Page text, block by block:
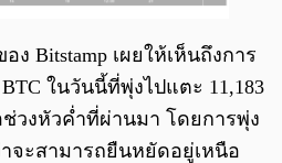
ง Bitstamp เผยให้เห็นถึงการ
ในวันนี้ที่พุ่งไปแตะ 11,183
วงหัวค่ำที่ผ่านมา โดยการพุ่ง
จะสามารถยืนหยัดอยู่เหนือ